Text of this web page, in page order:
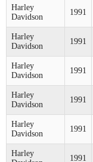
Harley
Davidson
1991
Harley
Davidson
1991
Harley
Davidson
1991
Harley
Davidson
1991
Harley
Davidson
1991
Harley
1991